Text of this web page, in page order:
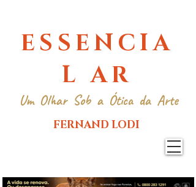
ESSENCIA
L AR
Um Olhar Sob a Ótica da Arte
FERNAND LODI